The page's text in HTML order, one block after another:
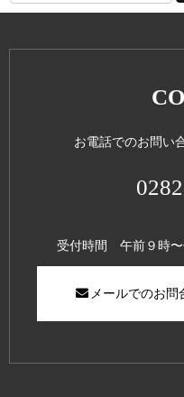
お電話でのお問い
受付時間 午前９時〜
メールでのお問